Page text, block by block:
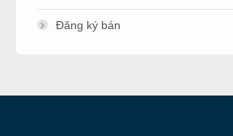
Đăng ký bán